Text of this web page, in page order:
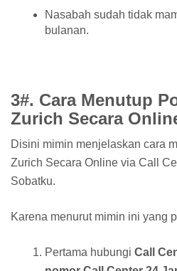
Nasabah sudah tidak
bulanan.
3#. Cara Menutup
Zurich Secara
Disini mimin menjelaskan cara
Zurich Secara Online via Call
Sobatku.
Karena menurut mimin ini yang
Pertama hubungi Call